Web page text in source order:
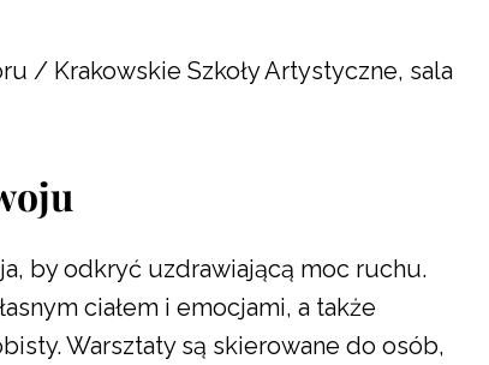
/ Krakowskie Szkoły Artystyczne, sala
by odkryć uzdrawiającą moc ruchu.
ciałem i emocjami, a także
Warsztaty są skierowane do osób,